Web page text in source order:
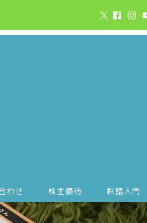
わせ 株主優待 株語入門